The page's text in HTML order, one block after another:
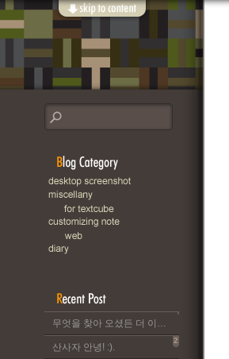
무엇을 찾아 오셨든 더 이상 이 블로그는 운영되지 않습니다..
산사자 안녕! :).
2